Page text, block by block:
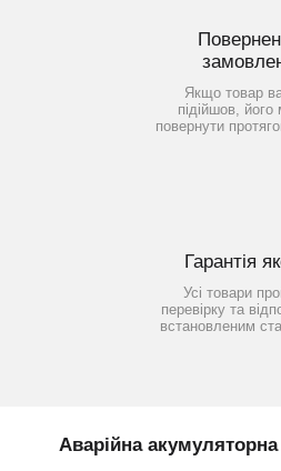
Якщо товар
підійшов,
повернути
Гарантія
Усі товари
перевірку та
встановленим
Аварійна